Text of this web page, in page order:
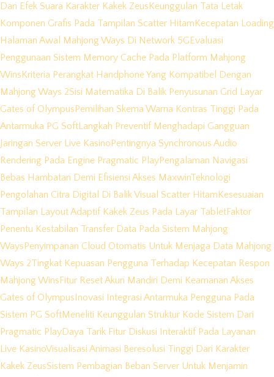
Dan Efek Suara Karakter Kakek Zeus Keunggulan Tata Letak
Komponen Grafis Pada Tampilan Scatter Hitam Kecepatan Loading
Halaman Awal Mahjong Ways Di Network 5G Evaluasi
Penggunaan Sistem Memory Cache Pada Platform Mahjong
Wins Kriteria Perangkat Handphone Yang Kompatibel Dengan
Mahjong Ways 2Sisi Matematika Di Balik Penyusunan Grid Layar
Gates of Olympus Pemilihan Skema Warna Kontras Tinggi Pada
Antarmuka PG SoftLangkah Preventif Menghadapi Gangguan
Jaringan Server Live Kasino Pentingnya Synchronous Audio
Rendering Pada Engine Pragmatic PlayPengalaman Navigasi
Bebas Hambatan Demi Efisiensi Akses MaxwinTeknologi
Pengolahan Citra Digital Di Balik Visual Scatter Hitam Kesesuaian
Tampilan Layout Adaptif Kakek Zeus Pada Layar TabletFaktor
Penentu Kestabilan Transfer Data Pada Sistem Mahjong
Ways Penyimpanan Cloud Otomatis Untuk Menjaga Data Mahjong
Ways 2Tingkat Kepuasan Pengguna Terhadap Kecepatan Respon
Mahjong Wins Fitur Reset Akun Mandiri Demi Keamanan Akses
Gates of Olympus Inovasi Integrasi Antarmuka Pengguna Pada
Sistem PG SoftMeneliti Keunggulan Struktur Kode Sistem Dari
Pragmatic PlayDaya Tarik Fitur Diskusi Interaktif Pada Layanan
Live KasinoVisualisasi Animasi Beresolusi Tinggi Dari Karakter
Kakek ZeusSistem Pembagian Beban Server Untuk Menjamin